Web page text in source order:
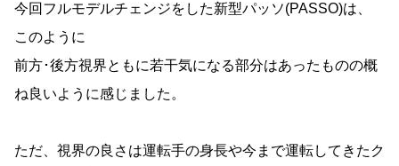
今回フルモデルチェンジをした新型パッソ(PASSO)は、
このように
前方･後方視界ともに若干気になる部分はあったものの概
ね良いように感じました。
ただ、視界の良さは運転手の身長や今まで運転してきたク